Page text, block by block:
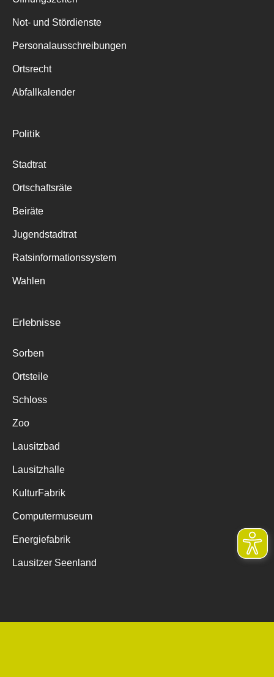
Not- und Stördienste
Personalausschreibungen
Ortsrecht
Abfallkalender
Politik
Stadtrat
Ortschaftsräte
Beiräte
Jugendstadtrat
Ratsinformationssystem
Wahlen
Erlebnisse
Sorben
Ortsteile
Schloss
Zoo
Lausitzbad
Lausitzhalle
KulturFabrik
Computermuseum
Energiefabrik
Lausitzer Seenland